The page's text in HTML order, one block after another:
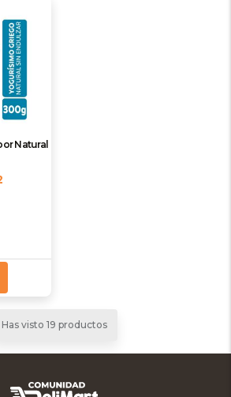
Natural
Has visto 19 productos